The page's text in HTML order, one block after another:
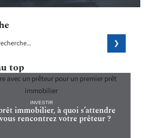
top
INVESTIR
immobilier, à quoi s’attendre
rencontrez votre prêteur ?